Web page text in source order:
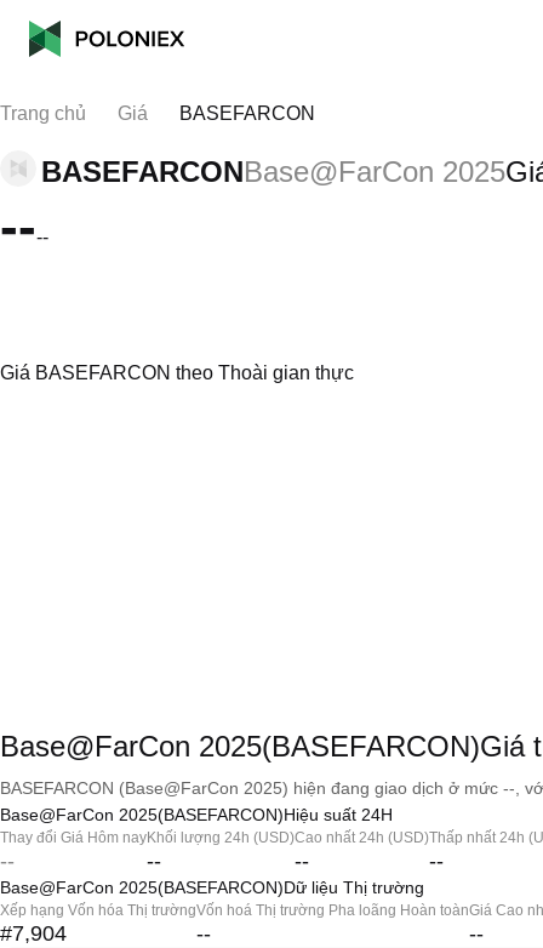
Trang chủ Giá BASEFARCON
BASEFARCONBase@FarCon 2025
----
Giá BASEFARCON theo Thoài gian thực
Base@FarCon 2025(BASEFARCON)Giá
BASEFARCON (Base@FarCon 2025) hiện đang giao dịch ở mức --,
Base@FarCon 2025(BASEFARCON)Hiệu suất 24H
Thay đổi Giá Hôm nay
--
Khối lượng 24h (USD)
--
Cao nhất 24h (USD)
--
Thấp nhất 24h
--
Base@FarCon 2025(BASEFARCON)Dữ liệu Thị trường
Xếp hạng Vốn hóa Thị trường
#7,904
Vốn hoá Thị trường Pha loãng Hoàn toàn
--
Giá Cao
--